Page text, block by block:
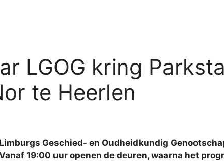
LGOG kring
te Heerlen
Geschied- en Oudheidkundig
19:00 uur openen de deuren, waarna het